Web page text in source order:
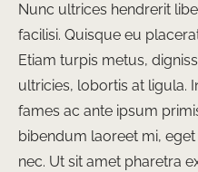
Nunc ultrices hendrerit
facilisi. Quisque eu
Etiam turpis metus,
ultricies, lobortis at ligula.
fames ac ante ipsum
bibendum laoreet mi,
nec. Ut sit amet pharetra